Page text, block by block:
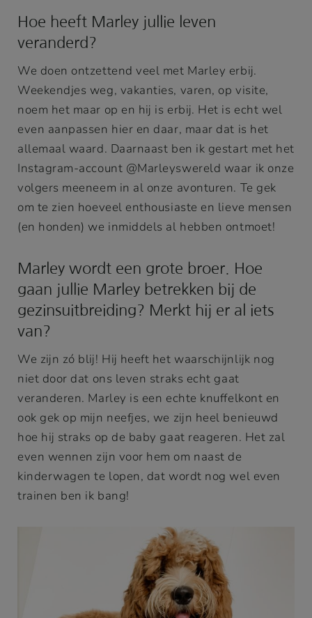
Hoe heeft Marley jullie leven
veranderd?
We doen ontzettend veel met Marley erbij.
Weekendjes weg, vakanties, varen, op visite,
noem het maar op en hij is erbij. Het is echt wel
even aanpassen hier en daar, maar dat is het
allemaal waard. Daarnaast ben ik gestart met het
Instagram-account @Marleyswereld waar ik onze
volgers meeneem in al onze avonturen. Te gek
om te zien hoeveel enthousiaste en lieve mensen
(en honden) we inmiddels al hebben ontmoet!
Marley wordt een grote broer. Hoe
gaan jullie Marley betrekken bij de
gezinsuitbreiding? Merkt hij er al iets
van?
We zijn zó blij! Hij heeft het waarschijnlijk nog
niet door dat ons leven straks echt gaat
veranderen. Marley is een echte knuffelkont en
ook gek op mijn neefjes, we zijn heel benieuwd
hoe hij straks op de baby gaat reageren. Het zal
even wennen zijn voor hem om naast de
kinderwagen te lopen, dat wordt nog wel even
trainen ben ik bang!